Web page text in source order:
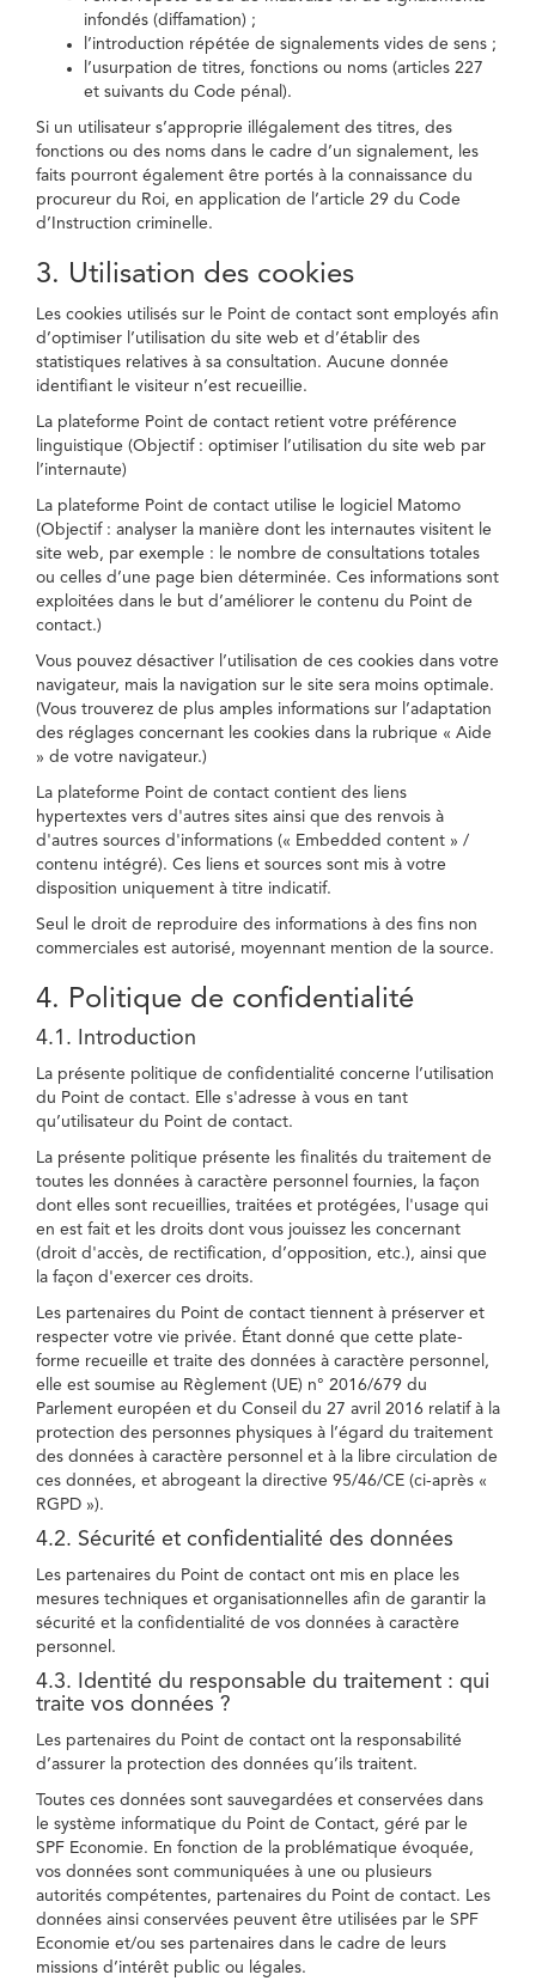
infondés (diffamation) ;
l’introduction répétée de signalements vides de sens ;
l’usurpation de titres, fonctions ou noms (articles 227
et suivants du Code pénal).
Si un utilisateur s’approprie illégalement des titres, des
fonctions ou des noms dans le cadre d’un signalement, les
faits pourront également être portés à la connaissance du
procureur du Roi, en application de l’article 29 du Code
d’Instruction criminelle.
3. Utilisation des cookies
Les cookies utilisés sur le Point de contact sont employés afin
d’optimiser l’utilisation du site web et d’établir des
statistiques relatives à sa consultation. Aucune donnée
identifiant le visiteur n’est recueillie.
La plateforme Point de contact retient votre préférence
linguistique (Objectif : optimiser l’utilisation du site web par
l’internaute)
La plateforme Point de contact utilise le logiciel Matomo
(Objectif : analyser la manière dont les internautes visitent le
site web, par exemple : le nombre de consultations totales
ou celles d’une page bien déterminée. Ces informations sont
exploitées dans le but d’améliorer le contenu du Point de
contact.)
Vous pouvez désactiver l’utilisation de ces cookies dans votre
navigateur, mais la navigation sur le site sera moins optimale.
(Vous trouverez de plus amples informations sur l’adaptation
des réglages concernant les cookies dans la rubrique « Aide
» de votre navigateur.)
La plateforme Point de contact contient des liens
hypertextes vers d'autres sites ainsi que des renvois à
d'autres sources d'informations (« Embedded content » /
contenu intégré). Ces liens et sources sont mis à votre
disposition uniquement à titre indicatif.
Seul le droit de reproduire des informations à des fins non
commerciales est autorisé, moyennant mention de la source.
4. Politique de confidentialité
4.1. Introduction
La présente politique de confidentialité concerne l’utilisation
du Point de contact. Elle s'adresse à vous en tant
qu’utilisateur du Point de contact.
La présente politique présente les finalités du traitement de
toutes les données à caractère personnel fournies, la façon
dont elles sont recueillies, traitées et protégées, l'usage qui
en est fait et les droits dont vous jouissez les concernant
(droit d'accès, de rectification, d’opposition, etc.), ainsi que
la façon d'exercer ces droits.
Les partenaires du Point de contact tiennent à préserver et
respecter votre vie privée. Étant donné que cette plate-
forme recueille et traite des données à caractère personnel,
elle est soumise au Règlement (UE) n° 2016/679 du
Parlement européen et du Conseil du 27 avril 2016 relatif à la
protection des personnes physiques à l’égard du traitement
des données à caractère personnel et à la libre circulation de
ces données, et abrogeant la directive 95/46/CE (ci-après «
RGPD »).
4.2. Sécurité et confidentialité des données
Les partenaires du Point de contact ont mis en place les
mesures techniques et organisationnelles afin de garantir la
sécurité et la confidentialité de vos données à caractère
personnel.
4.3. Identité du responsable du traitement : qui
traite vos données ?
Les partenaires du Point de contact ont la responsabilité
d’assurer la protection des données qu’ils traitent.
Toutes ces données sont sauvegardées et conservées dans
le système informatique du Point de Contact, géré par le
SPF Economie. En fonction de la problématique évoquée,
vos données sont communiquées à une ou plusieurs
autorités compétentes, partenaires du Point de contact. Les
données ainsi conservées peuvent être utilisées par le SPF
Economie et/ou ses partenaires dans le cadre de leurs
missions d’intérêt public ou légales.